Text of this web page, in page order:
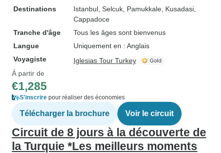
Destinations
Istanbul , Selcuk , Pamukkale , Kusadasi
Cappadoce
Tranche d'âge
Tous les âges sont bienvenus
Langue
Uniquement en : Anglais
Voyagiste
Iglesias Tour Turkey
À partir de
€1,285
S'inscrire pour réaliser des économies
Télécharger la brochure Voir le circuit
Circuit de 8 jours à la découverte de
la Turquie *Les meilleurs moments